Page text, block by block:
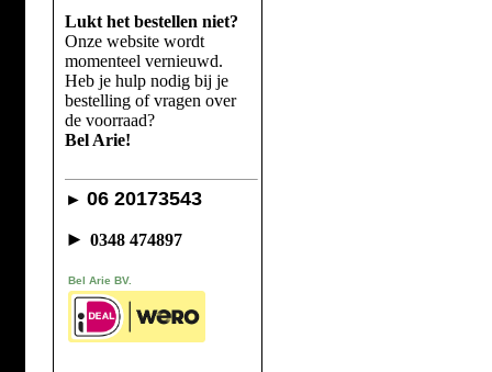
Lukt het bestellen niet?
Onze website wordt
momenteel vernieuwd.
Heb je hulp nodig bij je
bestelling of vragen over
de voorraad?
Bel Arie!
► 06 20173543
► 0348 474897
Bel Arie BV.